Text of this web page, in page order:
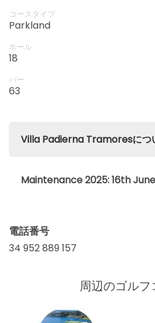
course that offers a great deal
play. Golfers will enjoy the
course's requirement for
コースタイプ
Parkland
ホール
18
パー
63
Villa Padierna Tramoresにつ
Maintenance 2025: 16th
電話番号
34 952 889 157
周辺のゴルフ